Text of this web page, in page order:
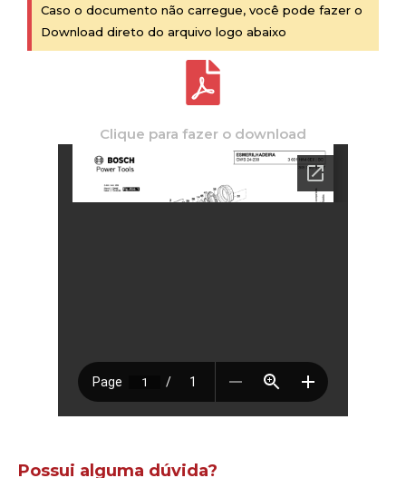
Caso o documento não carregue, você pode fazer o
Download direto do arquivo logo abaixo
Clique para fazer o download
Possui alguma dúvida?